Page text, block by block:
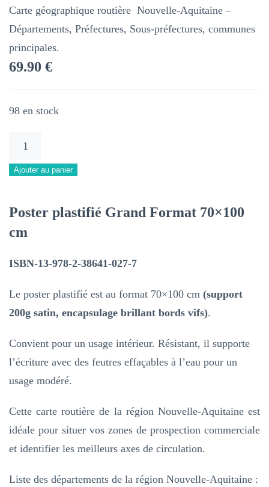
Carte géographique routière Nouvelle-Aquitaine –
Départements, Préfectures, Sous-préfectures, communes
principales.
69.90 €
98 en stock
quantité
Carte
de
la
Aquitaine
–
géographique
Ajouter au panier
Poster plastifié Grand Format 70×100
cm
ISBN-13-978-2-38641-027-7
Le poster plastifié est au format 70×100 cm (support
200g satin, encapsulage brillant bords vifs).
Convient pour un usage intérieur. Résistant, il supporte
l’écriture avec des feutres effaçables à l’eau pour un
usage modéré.
Cette carte routière de la région Nouvelle-Aquitaine est
idéale pour situer vos zones de prospection commerciale
et identifier les meilleurs axes de circulation.
Liste des départements de la région Nouvelle-Aquitaine :